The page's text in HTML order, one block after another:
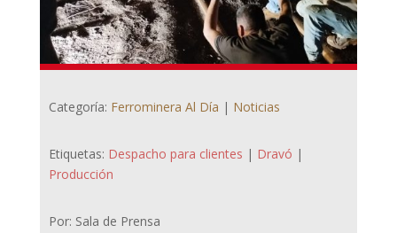
Categoría: Ferrominera Al Día | Noticias
Etiquetas: Despacho para clientes | Dravó |
Producción
Por: Sala de Prensa